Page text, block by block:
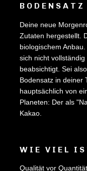
Deine neue
Zutaten hergestellt.
biologischem
sich nicht
beabsichtigt. Sei
Bodensatz in deiner
hauptsächlich von
Planeten: Der als
Kakao.
WIE VIEL
Qualität vor